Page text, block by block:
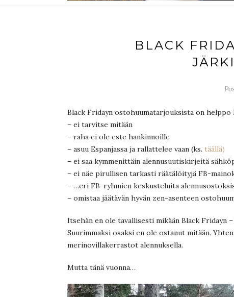
BLACK
Black Fridayn ostohuumatarjouksista on helppo
– ei tarvitse mitään
– raha ei ole este hankinnoille
– asuu Espanjassa ja rallattelee vaan (ks. täällä)
– ei saa kymmenittäin alennusuutiskirjeitä
– ei näe pirullisen tarkasti räätälöityjä FB-
– …eri FB-ryhmien keskusteluita
– omistaa jäätävän hyvän zen-asenteen
Itsehän en ole tavallisesti mikään Black Fridayn
Suurimmaksi osaksi en ole ostanut mitään.
merinovillakerrastot alennuksella.
Mutta tänä vuonna…